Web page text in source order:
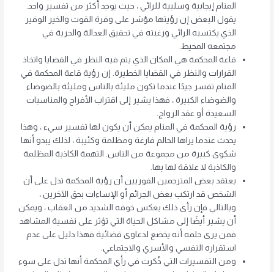
المنام إيجابية وسلبية للرائي ، حيث يوجد أكثر من تفسير واحد.
يقول البعض إن رؤيتها مؤشر على وفرة القوت والخير الوفير
الذي يكتسبه الرائي ورغبته في تحقيق العدالة والحرية في
مجتمعه المحيط.
قاعة المحكمة هي المكان الذي يتم فيه النظر في القضايا واتخاذ
القرارات والنظر في القضايا الخطيرة. إن رؤية قاعة المحكمة في
المنام تفسر جيدًا عندما تكون مليئة بالناس ومليئة بالضوضاء
والضوضاء الكبيرة ، فهذا يشير إلى اقتراب الأفراح والمناسبات
السعيدة أو عقد الزواج.
رؤية المحكمة في المنام يمكن أن يكون لها تفسير سيء ، وهذا
يحدث عندما يراها الحالم فارغة ومظلمة وكئيبة ، لذلك يبدو أنها
شكوى كبيرة من مجموعة من الناس. التهمة الكاذبة المظلمة
والكاذبة لا علاقة لها بها.
يعتقد بعض المترجمين الفوريين أن رؤية المحكمة تدل على أن
الشخص قد ارتكب بعض الجرائم أو الإساءات بحق الآخرين ،
وبالتالي فإن رأى ذلك يعكس خوفه الشديد من العقاب ، ويمكن
أن يشير أيضًا إلى مشاكل الحياة التي تؤثر على نفسية المشاهد
فمن يرى حلمه أنه يخضع لدعاوى قضائية فهذا دليل على عدم
استقراره النفسي والأسري والاجتماعي.
ومن التفسيرات التي ذُكرت في رأي المحكمة أنها تدل على سوء